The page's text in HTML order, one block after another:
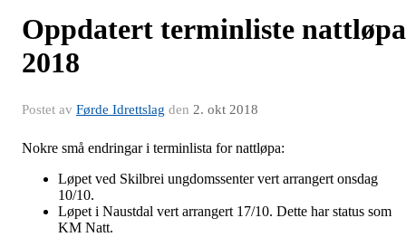
Oppdatert terminliste nattløpa
2018
Postet av Førde Idrettslag den 2. okt 2018
Nokre små endringar i terminlista for nattløpa:
Løpet ved Skilbrei ungdomssenter vert arrangert onsdag
10/10.
Løpet i Naustdal vert arrangert 17/10. Dette har status som
KM Natt.